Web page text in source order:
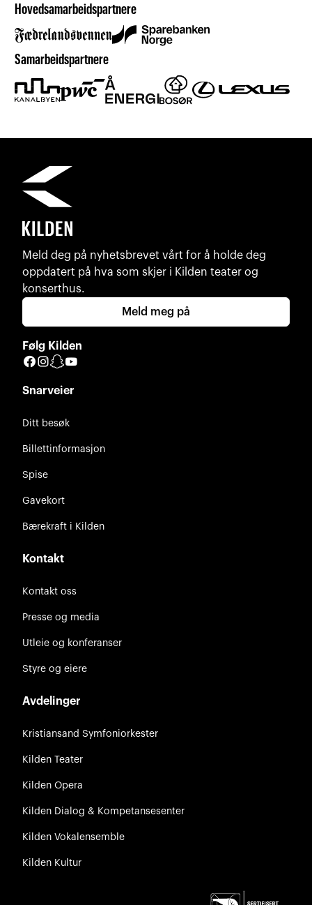
Hovedsamarbeidspartnere
Samarbeidspartnere
Meld deg på nyhetsbrevet vårt for å holde deg
oppdatert på hva som skjer i Kilden teater og
konserthus.
Meld meg på
Følg Kilden
Facebook
Instagram
Snapchat
Snarveier
Ditt besøk
Billettinformasjon
Spise
Gavekort
Bærekraft i Kilden
Kontakt
Kontakt oss
Presse og media
Utleie og konferanser
Styre og eiere
Avdelinger
Kristiansand Symfoniorkester
Kilden Teater
Kilden Opera
Kilden Dialog & Kompetansesenter
Kilden Vokalensemble
Kilden Kultur